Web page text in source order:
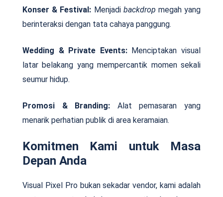
Konser & Festival: Menjadi backdrop megah yang
berinteraksi dengan tata cahaya panggung.
Wedding & Private Events:Menciptakan visual
latar belakang yang mempercantik momen sekali
seumur hidup.
Promosi & Branding: Alat pemasaran yang
menarik perhatian publik di area keramaian.
Komitmen Kami untuk Masa
Depan Anda
Visual Pixel Pro bukan sekadar vendor, kami adalah